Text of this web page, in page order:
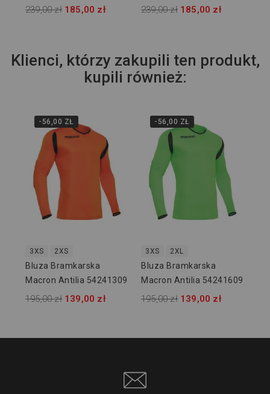
800002883809
239,00 zł 185,00 zł
800002881509
239,00 zł 185,00 zł
Klienci, którzy zakupili ten produkt,
kupili również:
-56,00 ZŁ
3XS 2XS
Bluza Bramkarska
Macron Antilia 54241309
195,00 zł 139,00 zł
-56,00 ZŁ
3XS 2XL
Bluza Bramkarska
Macron Antilia 54241609
195,00 zł 139,00 zł